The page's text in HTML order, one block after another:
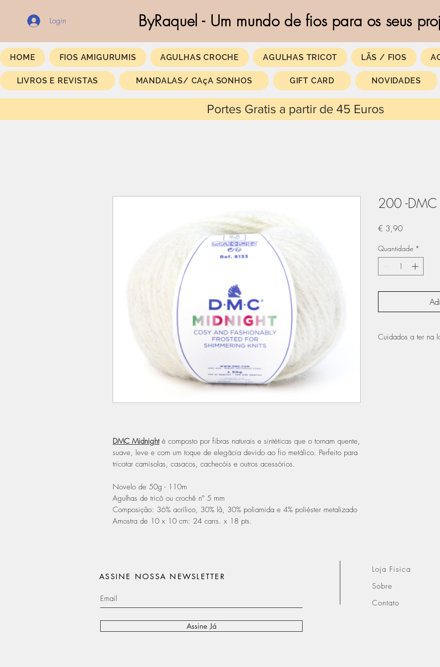
Login ByRaquel - Um mundo de fios para os seus
HOME FIOS AMIGURUMIS AGULHAS CROCHE AGULHAS TRICOT LÃS / FIOS
LIVROS E REVISTAS MANDALAS/ CAçA SONHOS GIFT CARD NOVIDADES
Portes Gratis a partir de 45 Euros
DMC Midnighté composto por fibras naturais e sintéticas que o tornam quente,
suave, leve e com um toque de elegâcia devido ao fio metálico. Perfeito para
tricotar camisolas, casacos, cachecóis e outros acessórios.
Novelo de 50g - 110m
Agulhas de tricô ou crochê nº 5 mm
Composição: 36% acrílico, 30% lã, 30% poliamida e 4% poliéster metalizado
Amostra de 10 x 10 cm: 24 carrs. x 18 pts.
200 -
€ 3,90Preço
Quantidade *
Cuidados a ter na
Assine Já
ASSINE NOSSA NEWSLETTER
Loja Fisica
Sobre
Contato